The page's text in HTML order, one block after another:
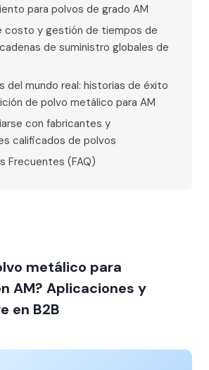
para polvos de grado AM
costo y gestión de tiempos de
de suministro globales de
del mundo real: historias de éxito
de polvo metálico para AM
con fabricantes y
calificados de polvos
Frecuentes (FAQ)
metálico para
AM? Aplicaciones y
en B2B